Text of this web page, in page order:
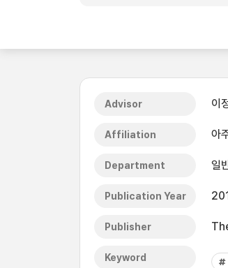
Advisor 이
Affiliation 아
Department 일
Publication Year
Publisher
Keyword